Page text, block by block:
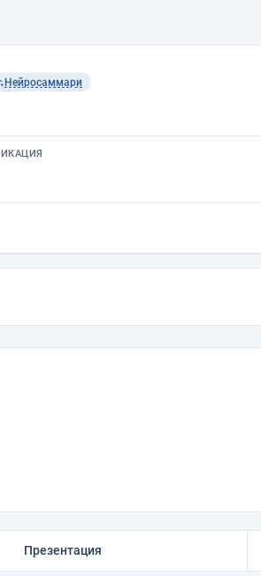
Нейросаммари
Презентация